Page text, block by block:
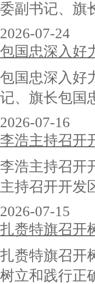
委副书记、旗
2026-07-24
包国忠深入好
包国忠深入好
记、旗长包国
2026-07-16
李浩主持召开
李浩主持召开
主持召开开发
2026-07-15
扎赉特旗召开
扎赉特旗召开
树立和践行正